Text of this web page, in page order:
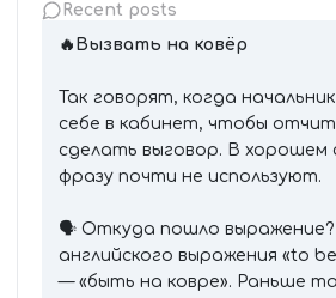
Recent posts
🔥 Вызвать на ковёр
Так говорят, когда
себе в кабинет, чтобы
сделать выговор. В хорошем
фразу почти не используют.
🗣 Откуда пошло выражение?
английского выражения «to
— «быть на ковре». Раньше